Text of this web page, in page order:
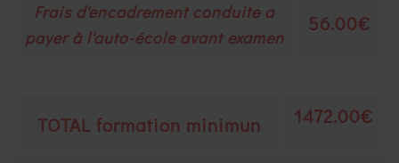
Frais d'encadrement conduite a
payer à l'auto-école avant examen
56.00€
TOTAL formation minimun 1472.00€